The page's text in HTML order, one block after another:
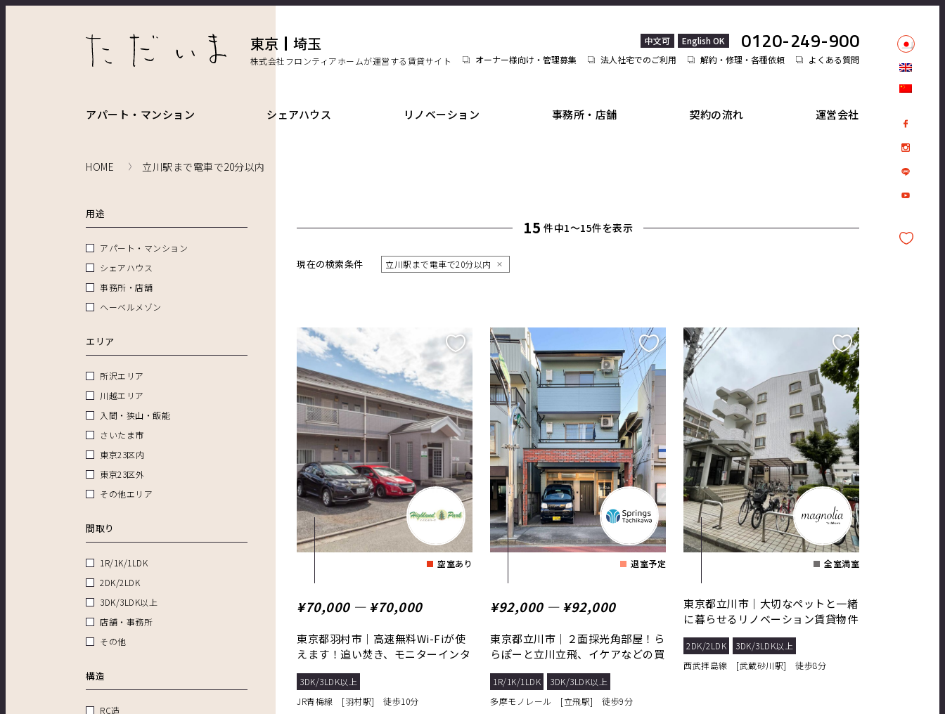
東京 埼玉
株式会社フロンティアホームが運営する賃貸サイト
中文可 English OK 0120-249-900
オーナー様向け・管理募集 法人社宅でのご利用 解約・修理・各種依頼 よくある質問
アパート・マンション シェアハウス リノベーション 事務所・店舗 契約の流れ 運営会社
HOME 立川駅まで電車で20分以内
15 件中1〜15件を表示
現在の検索条件 立川駅まで電車で20分以内
空室あり
¥70,000 ― ¥70,000
東京都羽村市｜高速無料Wi-Fiが使
えます！追い焚き、モニターインタ
3DK/3LDK以上
JR青梅線 [羽村駅] 徒歩10分
退室予定
¥92,000 ― ¥92,000
東京都立川市｜２面採光角部屋！ら
らぽーと立川立飛、イケアなどの買
1R/1K/1LDK
3DK/3LDK以上
多摩モノレール [立飛駅] 徒歩9分
全室満室
東京都立川市｜大切なペットと一緒
に暮らせるリノベーション賃貸物件
2DK/2LDK
3DK/3LDK以上
西武拝島線 [武蔵砂川駅] 徒歩8分
用途
アパート・マンション
シェアハウス
事務所・店舗
ヘーベルメゾン
エリア
所沢エリア
川越エリア
入間・狭山・飯能
さいたま市
東京23区内
東京23区外
その他エリア
間取り
1R/1K/1LDK
2DK/2LDK
3DK/3LDK以上
店舗・事務所
その他
構造
RC造